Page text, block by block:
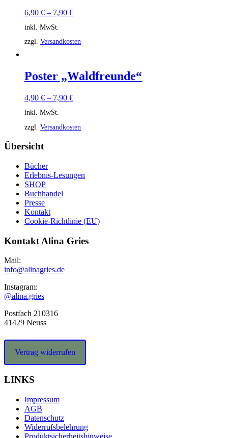
6,90 € – 7,90 €
inkl. MwSt.
zzgl. Versandkosten
Poster „Waldfreunde“
4,90 € – 7,90 €
inkl. MwSt.
zzgl. Versandkosten
Übersicht
Bücher
Erlebnis-Lesungen
SHOP
Buchhandel
Presse
Kontakt
Cookie-Richtlinie (EU)
Kontakt Alina Gries
Mail:
info@alinagries.de
Instagram:
@alina.gries
Postfach 210316
41429 Neuss
Vertrag widerrufen
LINKS
Impressum
AGB
Datenschutz
Widerrufsbelehrung
Produktsicherheitshinweise